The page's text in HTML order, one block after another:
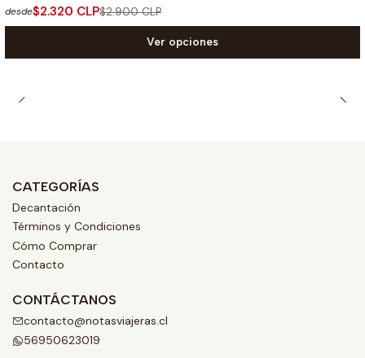
desde$2.320 CLP$2.900 CLP
Ver opciones
CATEGORÍAS
Decantación
Términos y Condiciones
Cómo Comprar
Contacto
CONTÁCTANOS
contacto@notasviajeras.cl
56950623019